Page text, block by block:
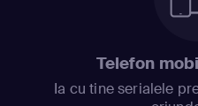
Telefon
Ia cu tine serialele